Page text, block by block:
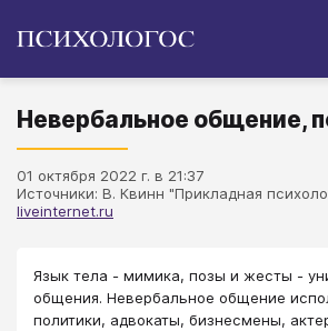
Невербальное общение,
01 октября 2022 г. в 21:37
Источники: В. Квинн "Прикладная
liveinternet.ru
Язык тела - мимика, позы и жесты -
общения. Невербальное общение
политики, адвокаты, бизнесмены,